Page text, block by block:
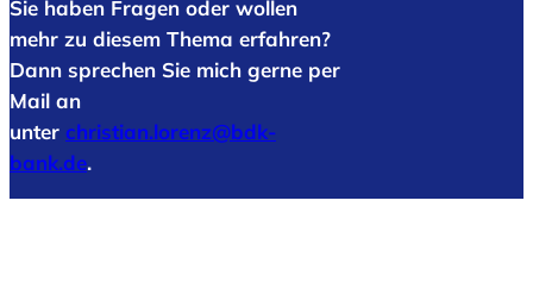
Sie haben Fragen oder wollen
mehr zu diesem Thema erfahren?
Dann sprechen Sie mich gerne per
Mail an
unter christian.lorenz@bdk-
bank.de.